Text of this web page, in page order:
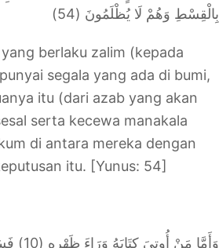
بِالْقِسْطِ وَهُمْ لَا يُظْلَمُونَ (54)
berlaku zalim (kepada
segala yang ada di bumi,
itu (dari azab yang akan
serta kecewa manakala
di antara mereka dengan
itu. [Yunus: 54]